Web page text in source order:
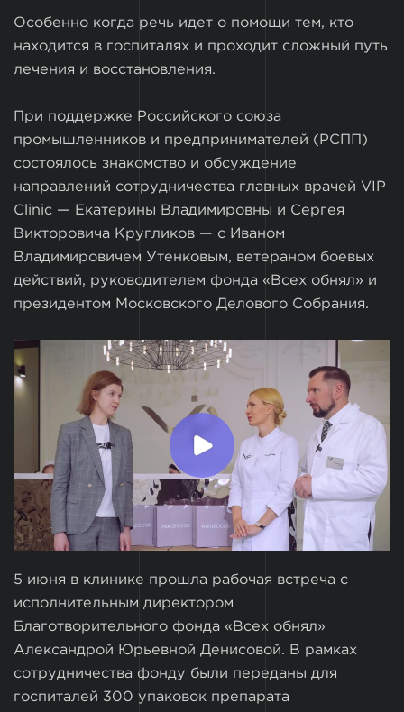
Особенно когда речь идет о помощи тем, кто
находится в госпиталях и проходит сложный путь
лечения и восстановления.
При поддержке Российского союза
промышленников и предпринимателей (РСПП)
состоялось знакомство и обсуждение
направлений сотрудничества главных врачей VIP
Clinic — Екатерины Владимировны и Сергея
Викторовича Кругликов — с Иваном
Владимировичем Утенковым, ветераном боевых
действий, руководителем фонда «Всех обнял» и
президентом Московского Делового Собрания.
5 июня в клинике прошла рабочая встреча с
исполнительным директором
Благотворительного фонда «Всех обнял»
Александрой Юрьевной Денисовой. В рамках
сотрудничества фонду были переданы для
госпиталей 300 упаковок препарата